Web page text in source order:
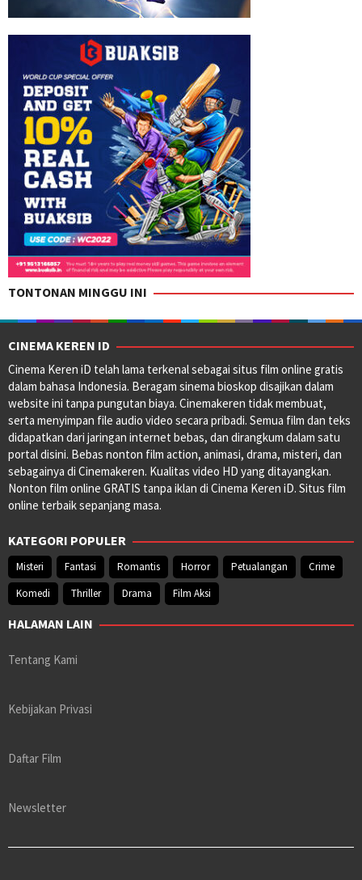
TONTONAN MINGGU INI
CINEMA KEREN ID
Cinema Keren iD telah lama terkenal sebagai situs film online gratis
dalam bahasa Indonesia. Beragam sinema bioskop disajikan dalam
website ini tanpa pungutan biaya. Cinemakeren tidak membuat,
serta menyimpan file audio video secara pribadi. Semua film dan teks
didapatkan dari jaringan internet bebas, dan dirangkum dalam satu
portal disini. Bebas nonton film action, animasi, drama, misteri, dan
sebagainya di Cinemakeren. Kualitas video HD yang ditayangkan.
Nonton film online GRATIS tanpa iklan di Cinema Keren iD. Situs film
online terbaik sepanjang masa.
KATEGORI POPULER
Misteri Fantasi Romantis Horror Petualangan
Crime
Komedi
Thriller Drama Film Aksi
HALAMAN LAIN
Tentang Kami
Kebijakan Privasi
Daftar Film
Newsletter